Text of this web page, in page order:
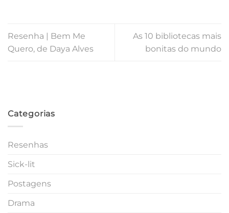
Resenha | Bem Me
Quero, de Daya Alves
As 10 bibliotecas mais
bonitas do mundo
Categorias
Resenhas
Sick-lit
Postagens
Drama